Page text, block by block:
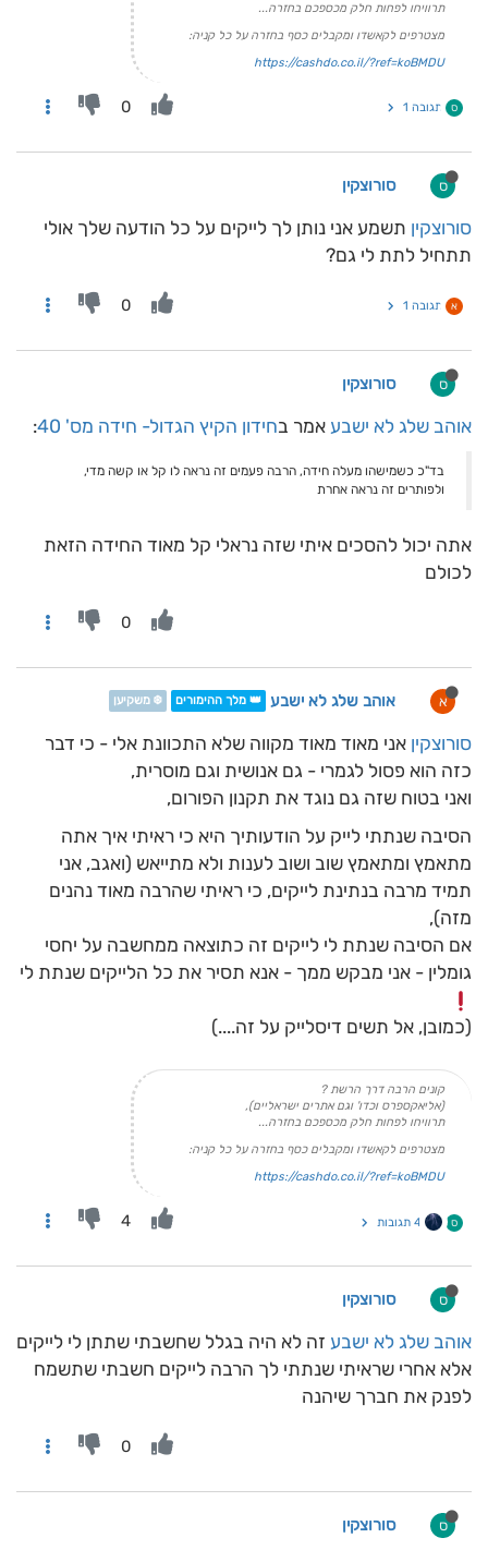
תרוויחו לפחות חלק מכספכם בחזרה...
מצטרפים לקאשדו ומקבלים כסף בחזרה על כל קניה:
https://cashdo.co.il/?ref=koBMDU
ס תגובה 1 0
ס סורוצקין
סורוצקין תשמע אני נותן לך לייקים על כל הודעה שלך אולי
תתחיל לתת לי גם?
א תגובה 1 0
ס סורוצקין
אוהב שלג לא ישבע אמר בחידון הקיץ הגדול- חידה מס' 40 :
בד"כ כשמישהו מעלה חידה, הרבה פעמים זה נראה לו קל או קשה מדי,
ולפותרים זה נראה אחרת
אתה יכול להסכים איתי שזה נראלי קל מאוד החידה הזאת
לכולם
0
א אוהב שלג לא ישבע 👑 מלך ההימורים ❄️ משקיען
סורוצקין אני מאוד מאוד מקווה שלא התכוונת אלי - כי דבר
כזה הוא פסול לגמרי - גם אנושית וגם מוסרית,
ואני בטוח שזה גם נוגד את תקנון הפורום,
הסיבה שנתתי לייק על הודעותיך היא כי ראיתי איך אתה
מתאמץ ומתאמץ שוב ושוב לענות ולא מתייאש (ואגב, אני
תמיד מרבה בנתינת לייקים, כי ראיתי שהרבה מאוד נהנים
מזה),
אם הסיבה שנתת לי לייקים זה כתוצאה ממחשבה על יחסי
גומלין - אני מבקש ממך - אנא תסיר את כל הלייקים שנתת לי
(כמובן, אל תשים דיסלייק על זה....)
קונים הרבה דרך הרשת ?
(אליאקספרס וכדו' וגם אתרים ישראליים),
תרוויחו לפחות חלק מכספכם בחזרה...
מצטרפים לקאשדו ומקבלים כסף בחזרה על כל קניה:
https://cashdo.co.il/?ref=koBMDU
ס 4 תגובות 4
ס סורוצקין
אוהב שלג לא ישבע זה לא היה בגלל שחשבתי שתתן לי לייקים
אלא אחרי שראיתי שנתתי לך הרבה לייקים חשבתי שתשמח
לפנק את חברך שיהנה
0
ס סורוצקין